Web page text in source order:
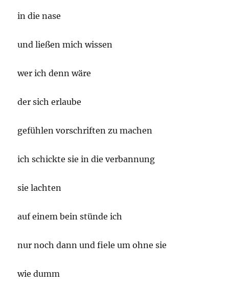
in die nase
und ließen mich wissen
wer ich denn wäre
der sich erlaube
gefühlen vorschriften zu machen
ich schickte sie in die verbannung
sie lachten
auf einem bein stünde ich
nur noch dann und fiele um ohne sie
wie dumm